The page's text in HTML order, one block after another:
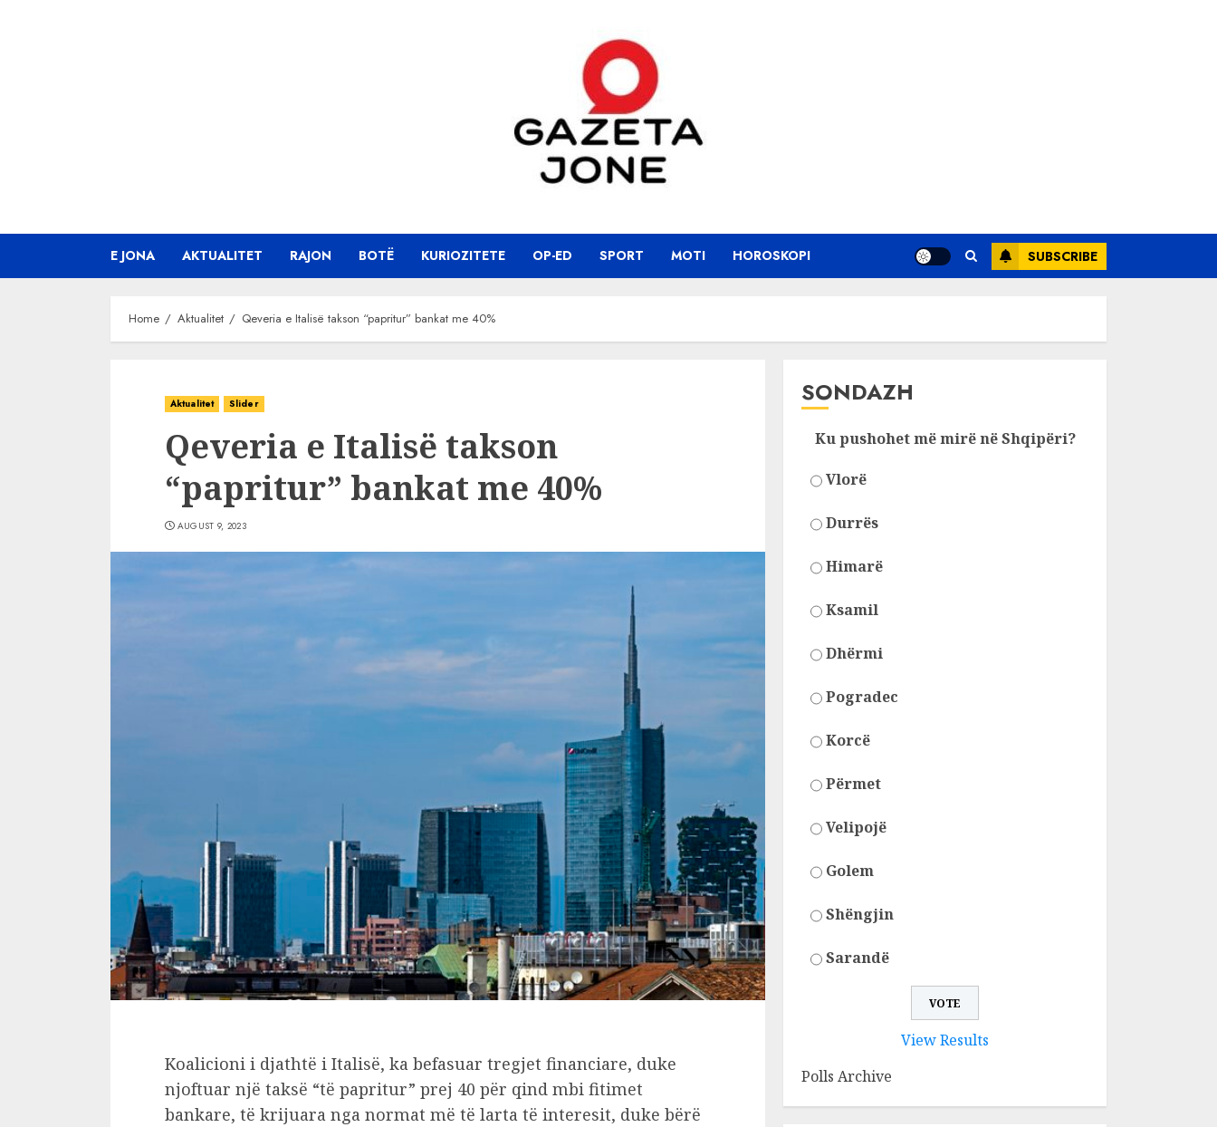
E JONA AKTUALITET RAJON BOTË KURIOZITETE OP-ED SPORT MOTI HOROSKOPI SUBSCRIBE
Home Aktualitet Qeveria e Italisë takson “papritur” bankat me 40%
Aktualitet Slider
Qeveria e Italisë takson
“papritur” bankat me 40%
AUGUST 9, 2023
Koalicioni i djathtë i Italisë, ka befasuar tregjet financiare, duke
njoftuar një taksë “të papritur” prej 40 për qind mbi fitimet
bankare, të krijuara nga normat më të larta të interesit, duke bërë
SONDAZH
Ku pushohet më mirë në Shqipëri?
Vlorë
Durrës
Himarë
Ksamil
Dhërmi
Pogradec
Korcë
Përmet
Velipojë
Golem
Shëngjin
Sarandë
View Results
Polls Archive